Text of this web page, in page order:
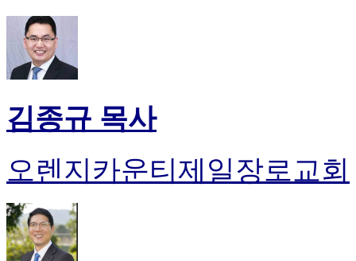
김종규 목사
오렌지카운티제일장로교회